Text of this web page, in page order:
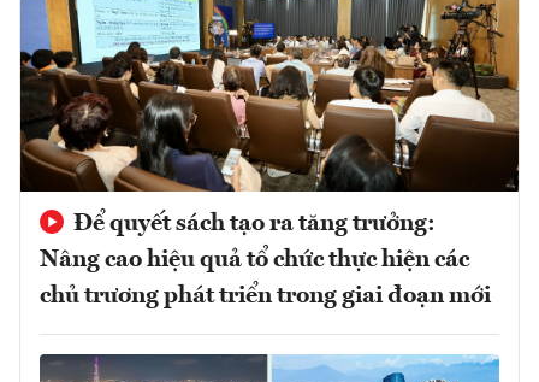
Để quyết sách tạo ra tăng trưởng:
Nâng cao hiệu quả tổ chức thực hiện các
chủ trương phát triển trong giai đoạn mới